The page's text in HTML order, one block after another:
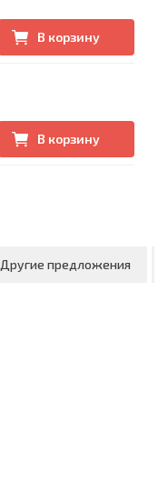
В корзину
В корзину
Другие предложения